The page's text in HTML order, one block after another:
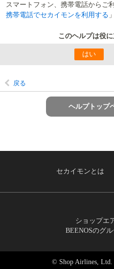
スマートフォン、携帯電話からご
携帯電話でセカイモンを利用する
このヘルプは役
戻る
ヘルプトップ
セカイモンとは
ショップエ
BEENOSのグ
© Shop Airlines, Ltd.